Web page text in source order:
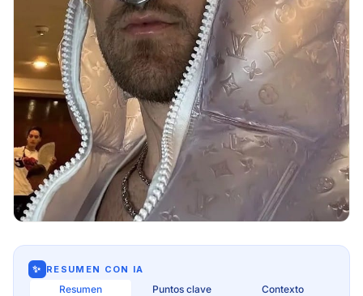
✨ RESUMEN CON IA
Resumen Puntos clave Contexto